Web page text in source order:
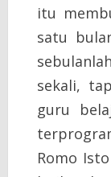
itu
satu
sekali,
guru
Romo